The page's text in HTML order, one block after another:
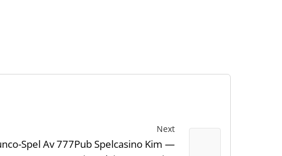
Next
Spel Av 777Pub Spelcasino Kim —